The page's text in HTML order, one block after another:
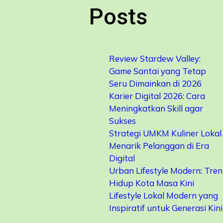
Posts
Review Stardew Valley:
Game Santai yang Tetap
Seru Dimainkan di 2026
Karier Digital 2026: Cara
Meningkatkan Skill agar
Sukses
Strategi UMKM Kuliner Lokal
Menarik Pelanggan di Era
Digital
Urban Lifestyle Modern: Tren
Hidup Kota Masa Kini
Lifestyle Lokal Modern yang
Inspiratif untuk Generasi Kini